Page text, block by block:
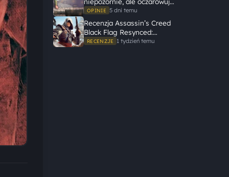
gameplayem
OPINIE 5 dni temu
Recenzja Assassin’s Creed
Black Flag Resynced:
Ubisoft tego nie zepsuł
RECENZJE 1 tydzień temu